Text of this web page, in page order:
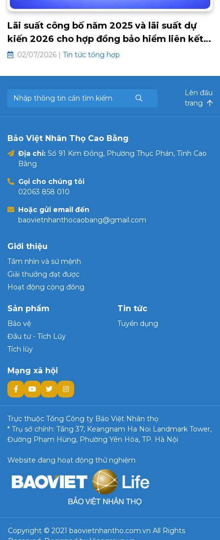
Lãi suất công bố năm 2025 và lãi suất dự
kiến 2026 cho hợp đồng bảo hiểm liên kết
chung và hưu trí tự nguyện
02/07/2026 | Tin tức tổng hợp
Lên đầu
trang
Bảo Việt Nhân Thọ Cao Bằng
Địa chỉ: Số 91 Kim Đồng, Phường Thục Phán, Tỉnh Cao
Bằng
Gọi cho chúng tôi
02063 858 010
Hoặc gửi email đến
baovietnhanthocaobang@gmail.com
Giới thiệu
Tầm nhìn và sứ mệnh
Giải thưởng đạt được
Hoạt động cộng đồng
Sản phẩm
Bảo vệ
Đầu tư - Tích Lũy
Tích lũy
Mạng xã hội
Tin tức
Tuyển dụng
Trực thuộc Tổng Công ty Bảo Việt Nhân thọ
* Trụ sở chính: Tầng 37, Keangnam Ha Noi Landmark Tower,
Đường Phạm Hùng, Phường Yên Hòa, TP. Hà Nội
Website đang hoạt động thử nghiệm
Copyright © 2021 baovietnhantho.com.vn All Rights